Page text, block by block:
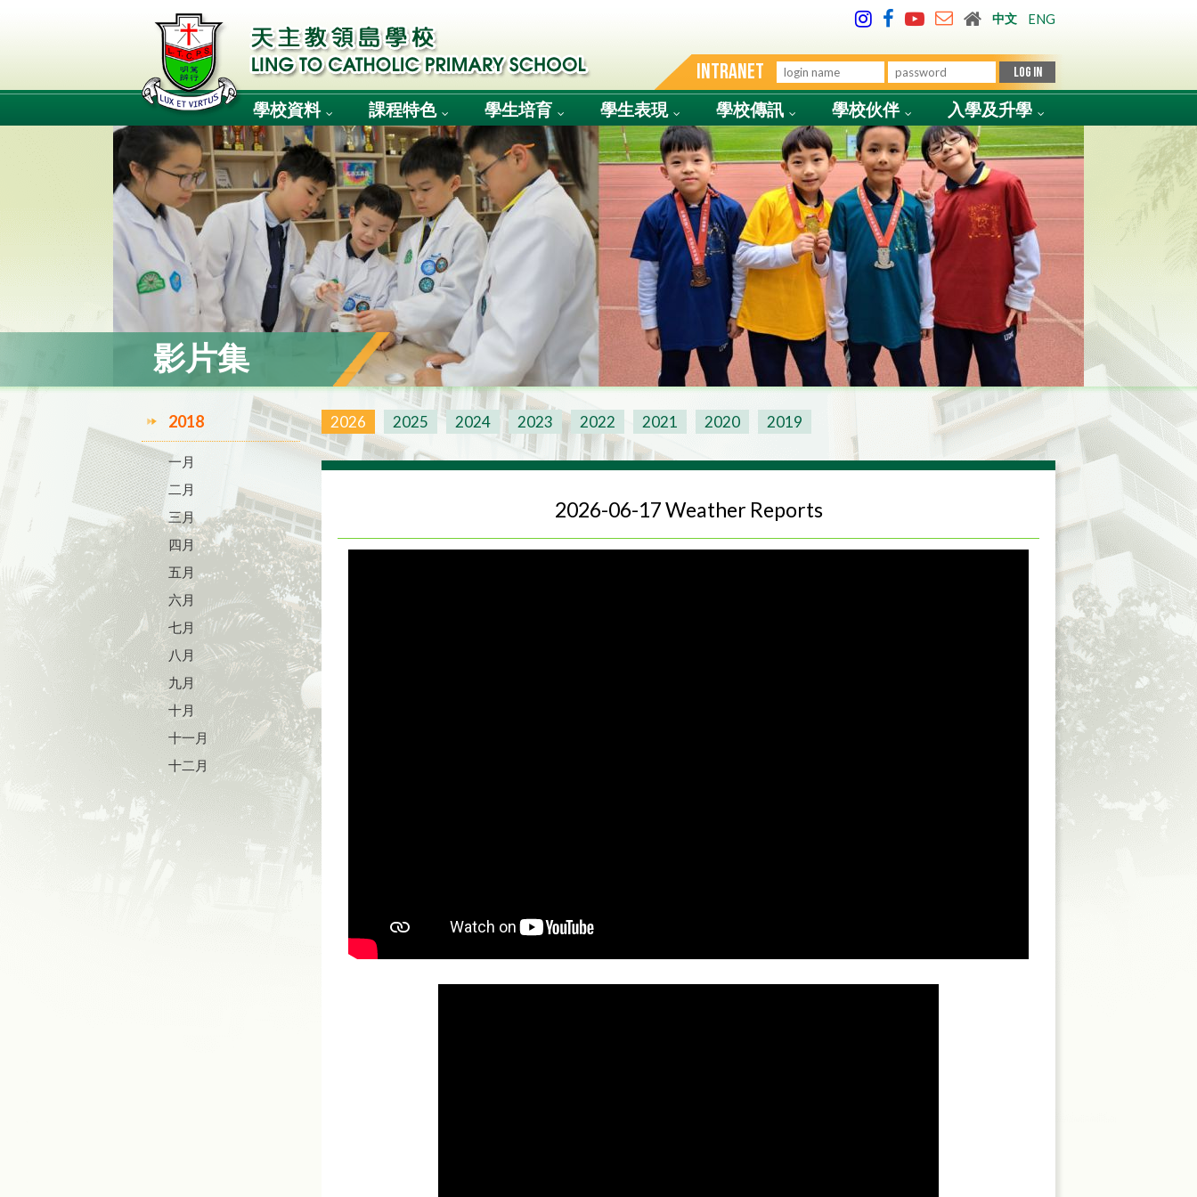
中文 ENG
INTRANET
學校資料 課程特色 學生培育 學生表現 學校傳訊 學校伙伴 入學及升學
影片集
2026 2025 2024 2023 2022 2021 2020 2019
2018
一月
二月
三月
四月
五月
六月
七月
八月
九月
十月
十一月
十二月
2026-06-17 Weather Reports